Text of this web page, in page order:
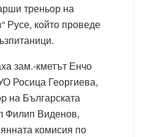
треньор на
Русе, който проведе
зам.-кметът Енчо
Росица Георгиева,
на Българската
Филип Виденов,
комисия по